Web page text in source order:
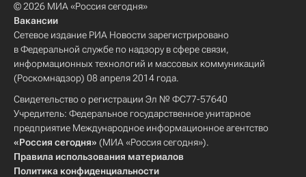
© 2026 МИА «Россия сегодня»
Вакансии
Сетевое издание РИА Новости зарегистрировано
в Федеральной службе по надзору в сфере связи,
информационных технологий и массовых коммуникаций
(Роскомнадзор) 08 апреля 2014 года.
Свидетельство о регистрации Эл № ФС77-57640
Учредитель: Федеральное государственное унитарное
предприятие Международное информационное агентство
«Россия сегодня» (МИА «Россия сегодня»).
Правила использования материалов
Политика конфиденциальности